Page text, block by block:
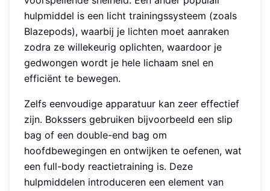
hulpmiddel is een licht trainingssysteem (zoals
Blazepods), waarbij je lichten moet aanraken
zodra ze willekeurig oplichten, waardoor je
gedwongen wordt je hele lichaam snel en
efficiënt te bewegen.
Zelfs eenvoudige apparatuur kan zeer effectief
zijn. Bokssers gebruiken bijvoorbeeld een slip
bag of een double-end bag om
hoofdbewegingen en ontwijken te oefenen, wat
een full-body reactietraining is. Deze
hulpmiddelen introduceren een element van